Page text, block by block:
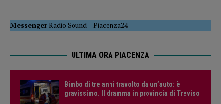
MessengerRadio Sound–Piacenza24
ULTIMA ORA PIACENZA
Bimbo di tre anni travolto da un’auto: è
gravissimo. Il dramma in provincia di Treviso